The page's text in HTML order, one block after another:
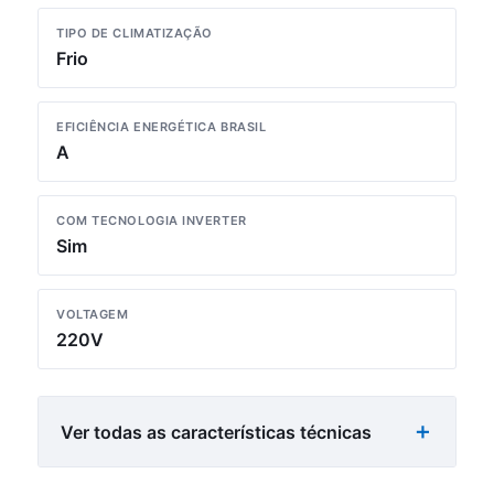
TIPO DE CLIMATIZAÇÃO
Frio
EFICIÊNCIA ENERGÉTICA BRASIL
A
COM TECNOLOGIA INVERTER
Sim
VOLTAGEM
220V
Ver todas as características técnicas